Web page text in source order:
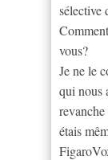
sélective
vous?
Je ne le
qui nous
étais